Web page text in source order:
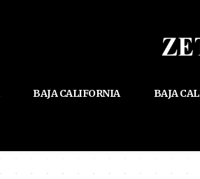
BAJA CALIFORNIA BAJA